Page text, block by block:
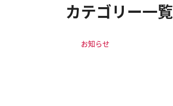
カテゴリー一覧
お知らせ